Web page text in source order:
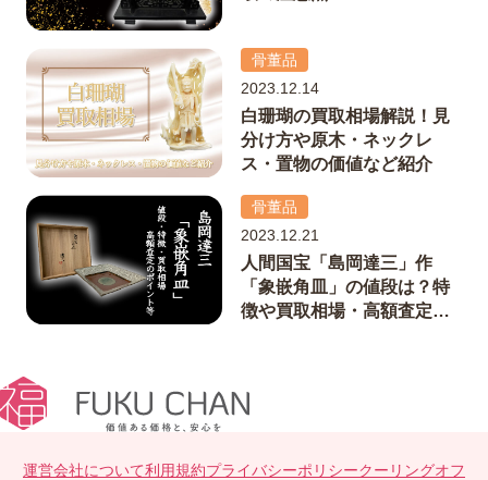
骨董品
2023.12.14
白珊瑚の買取相場解説！見
分け方や原木・ネックレ
ス・置物の価値など紹介
骨董品
2023.12.21
人間国宝「島岡達三」作
「象嵌角皿」の値段は？特
徴や買取相場・高額査定の
運営会社について利用規約プライバシーポリシークーリングオフ